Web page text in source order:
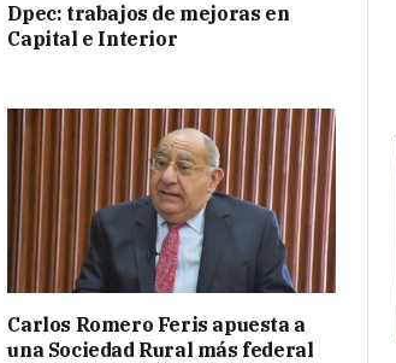
Dpec: trabajos de mejoras en
Capital e Interior
Carlos Romero Feris apuesta a
una Sociedad Rural más federal